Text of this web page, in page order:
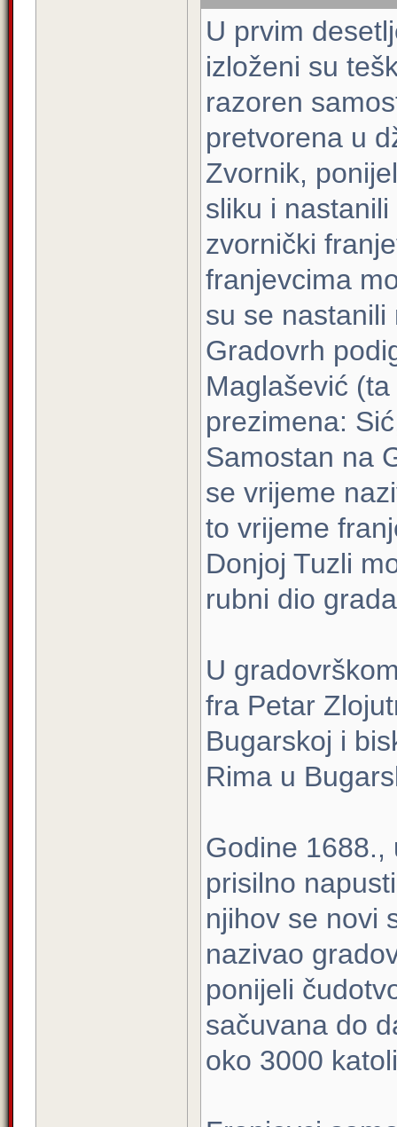
U prvim
izloženi su
razoren
pretvorena u
Zvornik,
sliku i
zvornički
franjevcima
su se
Gradovrh
Maglašević
prezimena:
Samostan na
se vrijeme
to vrijeme
Donjoj Tuzli
rubni dio
U
fra Petar
Bugarskoj i
Rima u
Godine 1688.,
prisilno
njihov se novi
nazivao
ponijeli
sačuvana do
oko 3000